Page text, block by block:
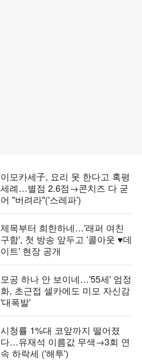
이모카세子, 요리 못 한다고 혹평
세례…별점 2.6점→콘치즈 다 굳
어 "버려라"('스레파')
제목부터 희한하네…'래퍼 여친
구함', 첫 방송 앞두고 '콜아웃 ♥데
이트' 현장 공개
모공 하나 안 보이네…'55세' 엄정
화, 초근접 셀카에도 미모 자신감
'대폭발'
시청률 1%대 코앞까지 떨어졌
다…유재석 이름값 무색→3회 연
속 하락세 ('해투')